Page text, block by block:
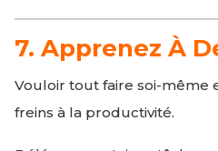
7. Apprenez À
Vouloir tout faire soi-même
freins à la productivité.